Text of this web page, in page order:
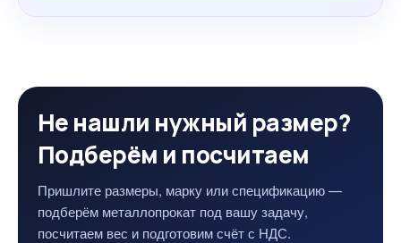
Не нашли нужный размер?
Подберём и посчитаем
Пришлите размеры, марку или спецификацию —
подберём металлопрокат под вашу задачу,
посчитаем вес и подготовим счёт с НДС.